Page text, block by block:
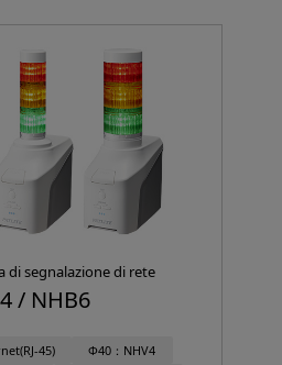
di segnalazione di rete
/ NHB6
45)
Φ40：NHV4